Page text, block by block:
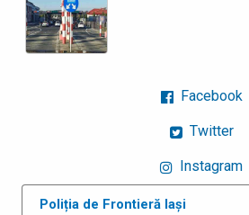
Facebook
Twitter
Instagram
Poliția de Frontieră Iași